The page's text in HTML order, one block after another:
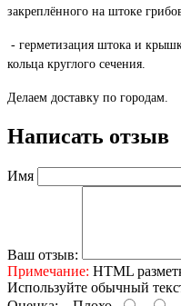
закреплённого на штоке
- герметизация штока и
кольца круглого сечения.
Делаем доставку по городам.
Написать отзыв
Имя
Ваш отзыв:
Примечание: HTML
Используйте обычный